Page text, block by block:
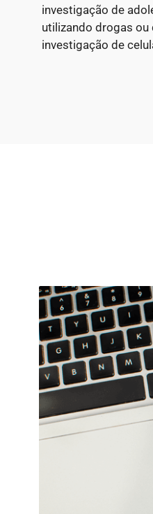
investigação de
utilizando drogas ou
investigação de